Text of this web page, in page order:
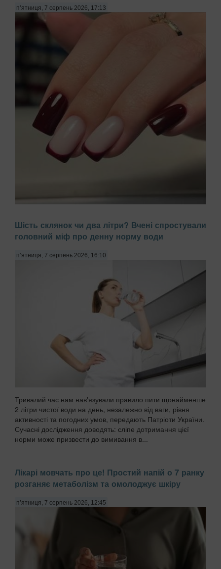
п’ятниця, 7 серпень 2026, 17:13
звинувачуючи в цьому брак вітамінів або погану якість
гель-лаку. Проте причиною часто є побутова хімія,
з використанням агресивних мийних за...
Шість склянок чи два літри? Вчені спростували
головний міф про денну норму води
п’ятниця, 7 серпень 2026, 16:10
Тривалий час нам нав'язували правило пити щонайменше
2 літри чистої води на день, незалежно від ваги, рівня
активності та погодних умов, передають Патріоти України.
Сучасні дослідження доводять: сліпе дотримання цієї
норми може призвести до вимивання в...
Лікарі мовчать про це! Простий напій о 7 ранку
розганяє метаболізм та омолоджує шкіру
п’ятниця, 7 серпень 2026, 12:45